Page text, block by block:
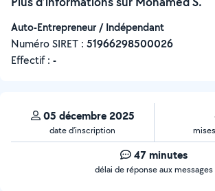
Auto-Entrepreneur / Indépendant
Numéro SIRET : ‍51966298500026
Effectif : -
05 décembre 2025
date d’inscription
47 minutes
délai de réponse aux messages